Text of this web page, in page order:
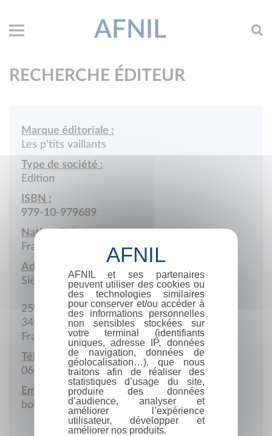
AFNIL
RECHERCHE ÉDITEUR
Marque éditoriale :
Les p'tits vaillants
Type de société :
Edition
ISBN :
979-10-979689
Nationalité :
France
Adresse :
Siège social
259 Rue de la Bandido
34160 Castries
France
Téléphone portable :
06 59 45 55 25
Email :
bonjour@lesptitsvaillants.com
AFNIL et ses partenaires
peuvent utiliser des cookies ou
des technologies similaires
pour conserver et/ou accéder à
des informations personnelles
non sensibles stockées sur
votre terminal (identifiants
uniques, adresse IP, données
de navigation, données de
géolocalisation…), que nous
traitons afin de réaliser des
statistiques d’usage du site,
produire des données
d’audience, analyser et
améliorer l’expérience
utilisateur, développer et
améliorer nos produits.